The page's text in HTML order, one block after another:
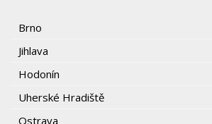
Brno
Jihlava
Hodonín
Uherské Hradiště
Ostrava